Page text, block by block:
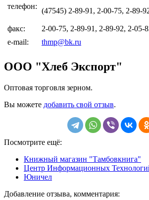
телефон:
(47545) 2-89-91, 2-00-75, 2-89-
факс:
2-00-75, 2-89-91, 2-89-92, 2-05-
e-mail:
thmp@bk.ru
ООО "Хлеб Экспорт"
Оптовая торговля зерном.
Вы можете добавить свой отзыв.
Посмотрите ещё:
Книжный магазин "Тамбовкнига"
Центр Информационных
Юничел
Добавление отзыва, комментария: